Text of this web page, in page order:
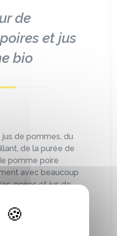
de
et jus
bio
de pommes, du
de la purée de
pomme poire
avec beaucoup
poires et jus de
sur rendez-
mars.